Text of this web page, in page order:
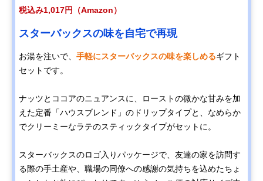
税込み1,017円（Amazon）
スターバックスの味を自宅で再現
お湯を注いで、 手軽にスターバックスの味を楽しめるギフト
セットです。
ナッツとココアのニュアンスに、ローストの微かな甘みを加
えた定番「ハウスブレンド」のドリップタイプと、なめらか
でクリーミーなラテのスティックタイプがセットに。
スターバックスのロゴ入りパッケージで、友達の家を訪問す
る際の手土産や、職場の同僚への感謝の気持ちを込めたちょ